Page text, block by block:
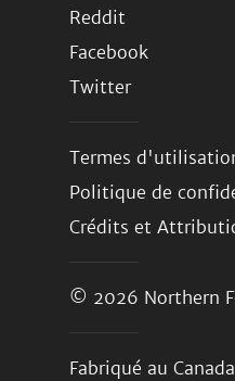
Reddit
Facebook
Twitter
Termes
Politique de
Crédits et
© 2026 Northern
Fabriqué au